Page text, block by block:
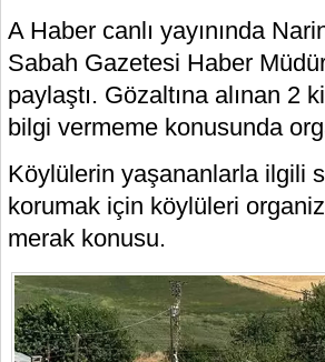
A Haber canlı yayınında
Sabah Gazetesi Haber
paylaştı. Gözaltına alınan
bilgi vermeme konusunda
Köylülerin yaşananlarla ilgili
korumak için köylüleri
merak konusu.